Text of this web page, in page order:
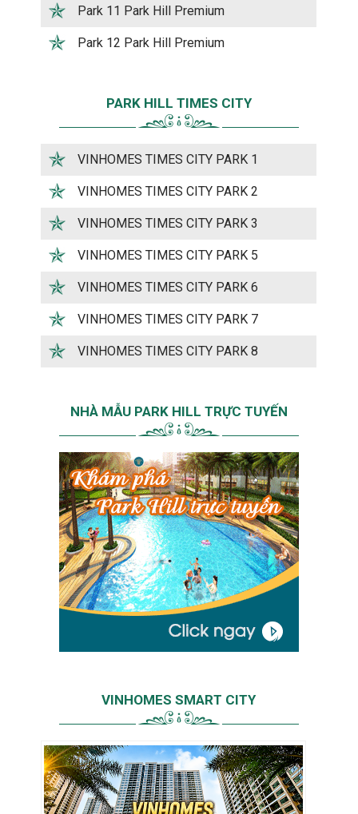
Park 11 Park Hill Premium
Park 12 Park Hill Premium
PARK HILL TIMES CITY
VINHOMES TIMES CITY PARK 1
VINHOMES TIMES CITY PARK 2
VINHOMES TIMES CITY PARK 3
VINHOMES TIMES CITY PARK 5
VINHOMES TIMES CITY PARK 6
VINHOMES TIMES CITY PARK 7
VINHOMES TIMES CITY PARK 8
NHÀ MẪU PARK HILL TRỰC TUYẾN
VINHOMES SMART CITY